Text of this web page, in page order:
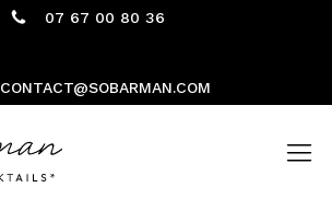
07 67 00 80 36
CONTACT@SOBARMAN.COM